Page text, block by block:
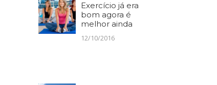
Exercício já era
bom agora é
melhor ainda
12/10/2016